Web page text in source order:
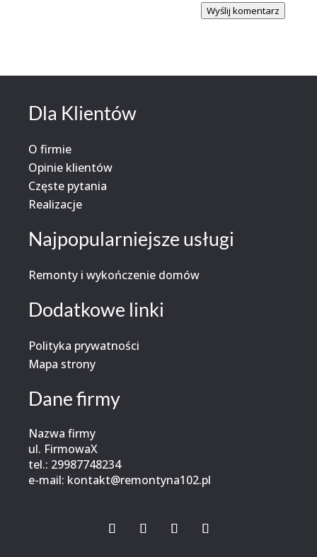
Wyślij komentarz
Dla Klientów
O firmie
Opinie klientów
Częste pytania
Realizacje
Najpopularniejsze usługi
Remonty i wykończenie domów
Dodatkowe linki
Polityka prywatności
Mapa strony
Dane firmy
Nazwa firmy
ul. FirmowaX
tel.: 29987748234
e-mail: kontakt@remontyna102.pl